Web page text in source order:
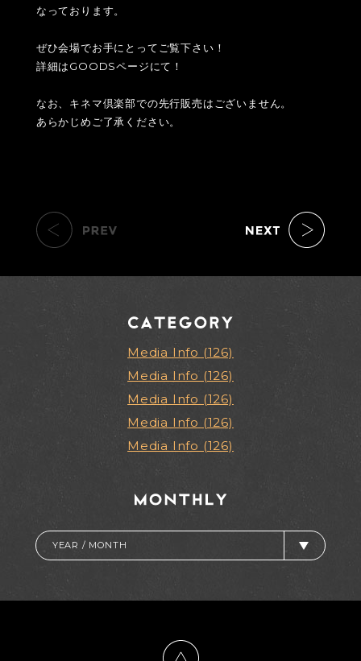
なっております。
ぜひ会場でお手にとってご覧下さい！
詳細はGOODSページにて！
なお、キネマ倶楽部での先行販売はございません。
あらかじめご了承ください。
Media Info (126)
Media Info (126)
Media Info (126)
Media Info (126)
Media Info (126)
YEAR / MONTH